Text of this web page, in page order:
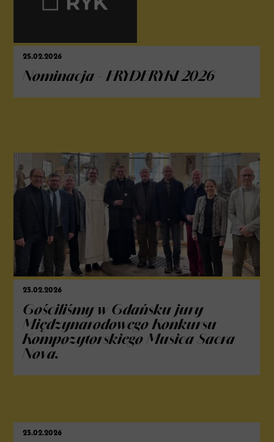
25.02.2026
Nominacja - FRYDERYKI 2026
23.02.2026
Gościliśmy w Gdańsku jury
Międzynarodowego Konkursu
Kompozytorskiego Musica Sacra
Nova.
23.02.2026